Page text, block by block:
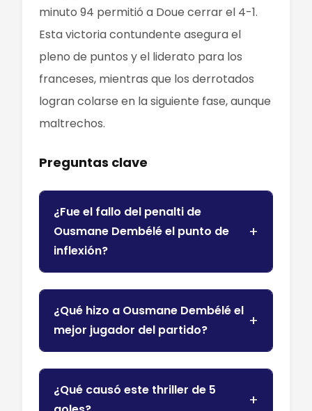
minuto 94 permitió a Doue cerrar el 4-1.
Esta victoria contundente asegura el
pleno de puntos y el liderato para los
franceses, mientras que los derrotados
logran colarse en la siguiente fase, aunque
maltrechos.
Preguntas clave
¿Fue el fallo del penalti de
Ousmane Dembélé el punto de
inflexión?
¿Qué hizo a Ousmane Dembélé el
mejor jugador del partido?
¿Qué causó este thriller de 5